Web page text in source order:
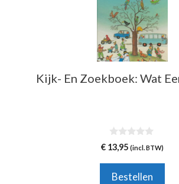
Kijk- En Zoekboek: Wat
0
v
5
€ 13,95 (incl. BTW)
Bestellen